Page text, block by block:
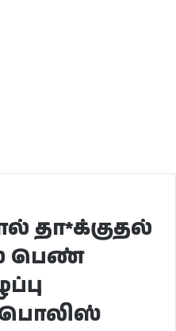
தா*க்குதல்
பெண்
பொலிஸ்